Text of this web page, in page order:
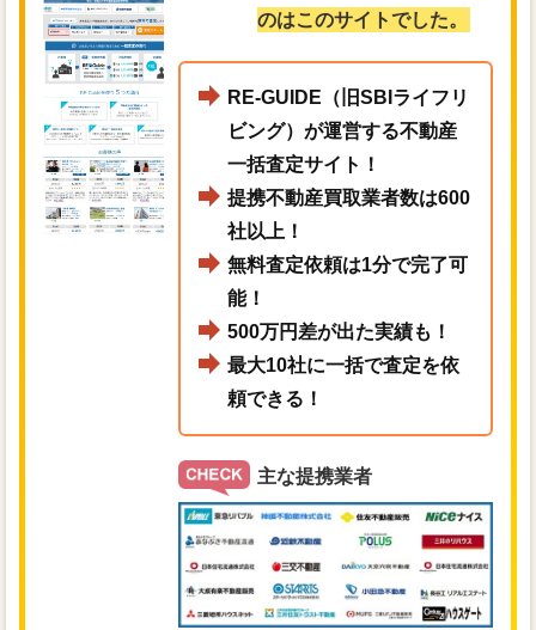
のはこのサイトでした。
RE-GUIDE（旧SBIライフリ
ビング）が運営する不動産
一括査定サイト！
提携不動産買取業者数は600
社以上！
無料査定依頼は1分で完了可
能！
500万円差が出た実績も！
最大10社に一括で査定を依
頼できる！
主な提携業者